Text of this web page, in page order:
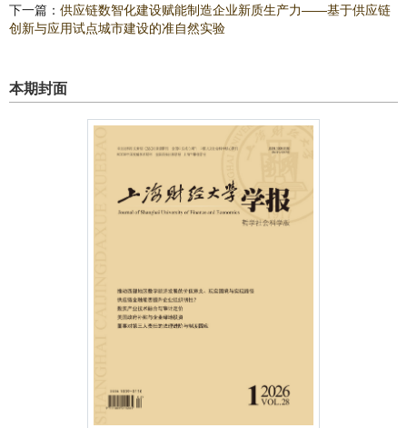
下一篇： 供应链数智化建设赋能制造企业新质生产力——基于供应链
创新与应用试点城市建设的准自然实验
本期封面